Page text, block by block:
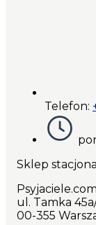
Telefon:
Sklep
Psyjaciele.com
ul. Tamka 45a/
00-355